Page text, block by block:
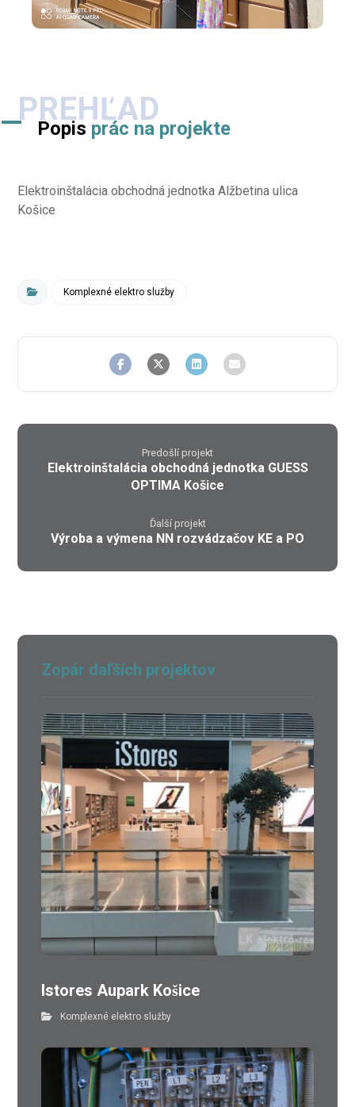
PREHĽAD
Popis prác na projekte
Elektroinštalácia obchodná jednotka Alžbetina ulica
Košice
Komplexné elektro služby
Predošlí projekt
Elektroinštalácia obchodná jednotka GUESS
OPTIMA Košice
Ďalší projekt
Výroba a výmena NN rozvádzačov KE a PO
Zopár daľších projektov
Istores Aupark Košice
Komplexné elektro služby